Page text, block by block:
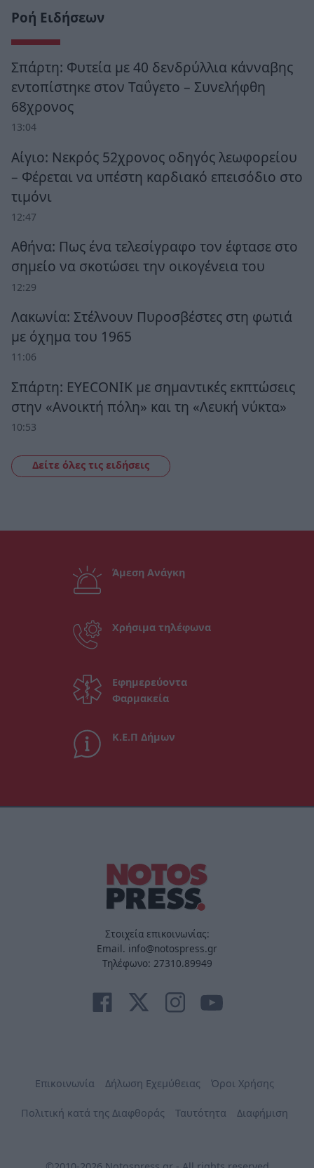
Ροή Ειδήσεων
Σπάρτη: Φυτεία με 40 δενδρύλλια κάνναβης
εντοπίστηκε στον Ταΰγετο – Συνελήφθη
68χρονος
13:04
Αίγιο: Νεκρός 52χρονος οδηγός λεωφορείου
– Φέρεται να υπέστη καρδιακό επεισόδιο στο
τιμόνι
12:47
Αθήνα: Πως ένα τελεσίγραφο τον έφτασε στο
σημείο να σκοτώσει την οικογένεια του
12:29
Λακωνία: Στέλνουν Πυροσβέστες στη φωτιά
με όχημα του 1965
11:06
Σπάρτη: EYECONIK με σημαντικές εκπτώσεις
στην «Ανοικτή πόλη» και τη «Λευκή νύκτα»
10:53
Δείτε όλες τις ειδήσεις
Άμεση Ανάγκη
Χρήσιμα τηλέφωνα
Εφημερεύοντα
Φαρμακεία
Κ.Ε.Π Δήμων
Στοιχεία επικοινωνίας:
Email. info@notospress.gr
Τηλέφωνο: 27310.89949
Επικοινωνία Δήλωση Εχεμύθειας Όροι Χρήσης
Πολιτική κατά της Διαφθοράς Ταυτότητα Διαφήμιση